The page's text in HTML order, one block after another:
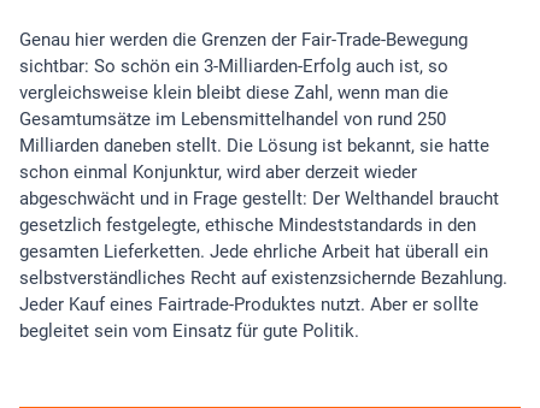
Genau hier werden die Grenzen der Fair-Trade-Bewegung
sichtbar: So schön ein 3-Milliarden-Erfolg auch ist, so
vergleichsweise klein bleibt diese Zahl, wenn man die
Gesamtumsätze im Lebensmittelhandel von rund 250
Milliarden daneben stellt. Die Lösung ist bekannt, sie hatte
schon einmal Konjunktur, wird aber derzeit wieder
abgeschwächt und in Frage gestellt: Der Welthandel braucht
gesetzlich festgelegte, ethische Mindeststandards in den
gesamten Lieferketten. Jede ehrliche Arbeit hat überall ein
selbstverständliches Recht auf existenzsichernde Bezahlung.
Jeder Kauf eines Fairtrade-Produktes nutzt. Aber er sollte
begleitet sein vom Einsatz für gute Politik.